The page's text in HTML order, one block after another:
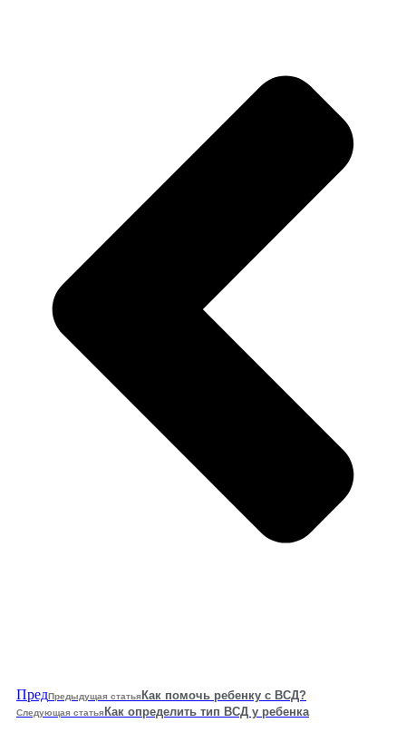
ПредПредыдущая статья Как помочь ребенку с ВСД?
Следующая статья Как определить тип ВСД у ребенка